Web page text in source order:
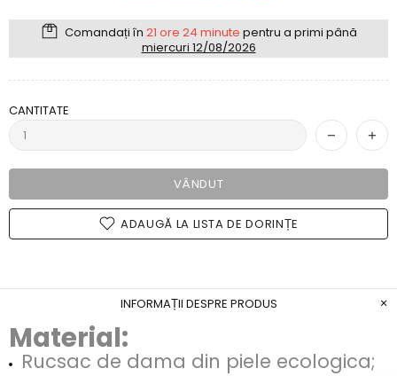
Comandați în 21 ore 24 minute pentru a primi până
miercuri 12/08/2026
CANTITATE
VÂNDUT
ADAUGĂ LA LISTA DE DORINȚE
INFORMAȚII DESPRE PRODUS
Material:
Rucsac de dama din piele ecologica;